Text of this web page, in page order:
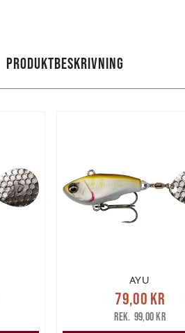
PRODUKTBESKRIVNING
AYU
Nuvarande pris
79,00 krTidigare
99,00 kr
79,00 kr
99,00 kr